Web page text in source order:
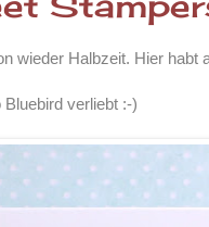
wieder Halbzeit. Hier
verliebt :-)